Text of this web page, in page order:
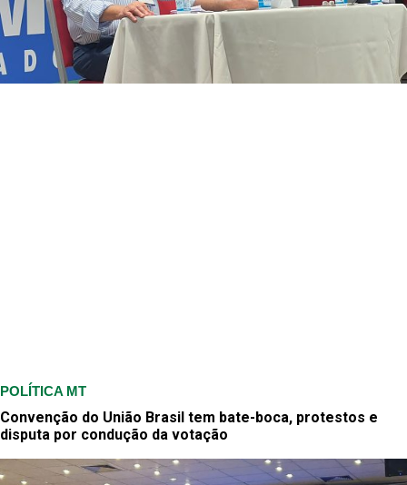
POLÍTICA MT
Convenção do União Brasil tem bate-boca, protestos e
disputa por condução da votação